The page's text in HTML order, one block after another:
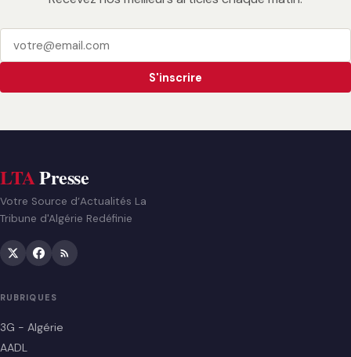
S'inscrire
LTAPresse
Votre Source d’Actualités La
Tribune d'Algérie Redéfinie
RUBRIQUES
3G - Algérie
AADL